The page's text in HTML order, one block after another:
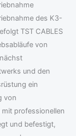
des K3-
TST CABLES
von
und den
ein
von
professionellen
und befestigt,